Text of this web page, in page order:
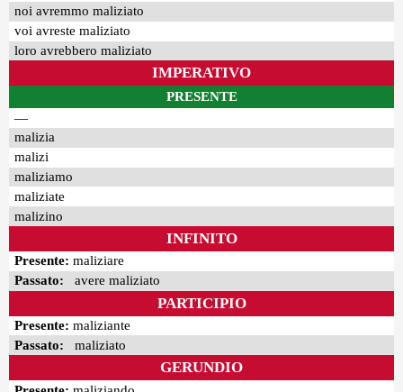
noi avremmo maliziato
voi avreste maliziato
loro avrebbero maliziato
IMPERATIVO
PRESENTE
—
malizia
malizi
maliziamo
maliziate
malizino
INFINITO
Presente: maliziare
Passato: avere maliziato
PARTICIPIO
Presente: maliziante
Passato: maliziato
GERUNDIO